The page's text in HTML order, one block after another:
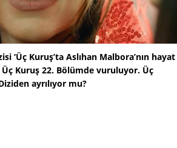
‘Üç Kuruş’ta Aslıhan Malbora’nın hayat
Kuruş 22. Bölümde vuruluyor. Üç
ayrılıyor mu?